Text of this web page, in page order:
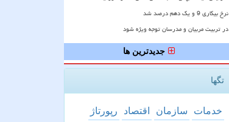
نرخ بیکاری 9 و یک دهم درصد شد
در تربیت مربیان و مدرسان توجه ویژه شود
جدیدترین ها
تگها
خدمات سازمان اقتصاد
رپورتاژ